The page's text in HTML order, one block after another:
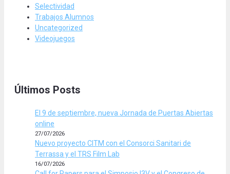
Selectividad
Trabajos Alumnos
Uncategorized
Videojuegos
Últimos Posts
El 9 de septiembre, nueva Jornada de Puertas Abiertas
online
27/07/2026
Nuevo proyecto CITM con el Consorci Sanitari de
Terrassa y el TRS Film Lab
16/07/2026